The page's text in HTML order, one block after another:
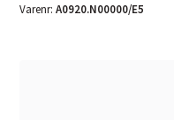
Varenr:A0920.N00000/E5